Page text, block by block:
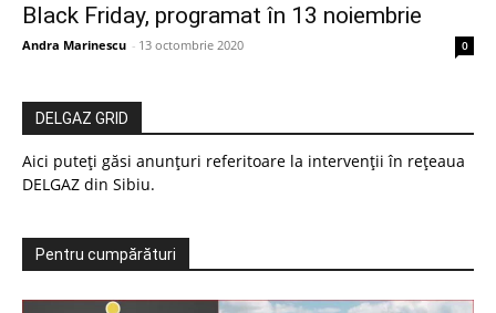
Black Friday, programat în 13 noiembrie
Andra Marinescu - 13 octombrie 2020 0
DELGAZ GRID
Aici puteți găsi anunțuri referitoare la intervenții în rețeaua
DELGAZ din Sibiu.
Pentru cumpărături